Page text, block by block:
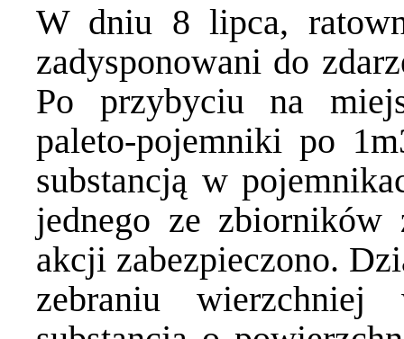
W dniu 8 lipca,
zadysponowani do
Po przybyciu na
paleto-pojemniki po
substancją w
jednego ze zbiorników
akcji zabezpieczono.
zebraniu